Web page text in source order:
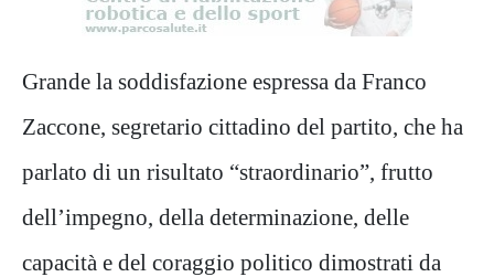
Grande la soddisfazione espressa da Franco
Zaccone, segretario cittadino del partito, che ha
parlato di un risultato “straordinario”, frutto
dell’impegno, della determinazione, delle
capacità e del coraggio politico dimostrati da